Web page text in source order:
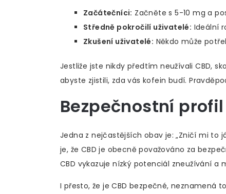
Začátečníci: Začněte s 5-10 mg a
Středně pokročilí uživatelé: Ideální
Zkušení uživatelé: Někdo může
Jestliže jste nikdy předtím neužívali CBD,
abyste zjistili, zda vás kofein budí.
Bezpečnostní
Jedna z nejčastějších obav je: „Zničí mi to
je, že CBD je obecně považováno za
CBD vykazuje nízký potenciál zneužívání
I přesto, že je CBD bezpečné, neznamená